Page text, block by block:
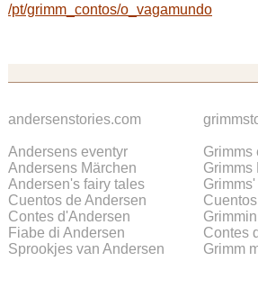
/pt/grimm_contos/o_vagamundo
andersenstories.com
Andersens eventyr
Andersens Märchen
Andersen's fairy tales
Cuentos de Andersen
Contes d'Andersen
Fiabe di Andersen
Sprookjes van Andersen
Grimms
Grimms
Contes
Grimm